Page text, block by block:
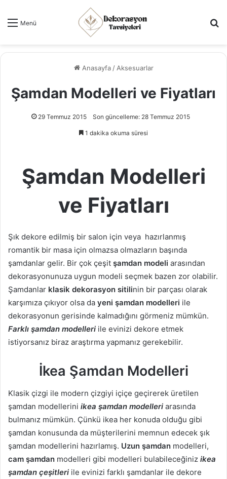
Menü
Anasayfa / Aksesuarlar
Şamdan Modelleri ve Fiyatları
29 Temmuz 2015 Son güncelleme: 28 Temmuz 2015
1 dakika okuma süresi
Şamdan Modelleri
ve Fiyatları
Şık dekore edilmiş bir salon için veya hazırlanmış
romantik bir masa için olmazsa olmazların başında
şamdanlar gelir. Bir çok çeşit şamdan modeli arasından
dekorasyonunuza uygun modeli seçmek bazen zor olabilir.
Şamdanlar klasik dekorasyon sitilinin bir parçası olarak
karşımıza çıkıyor olsa da yeni şamdan modelleri ile
dekorasyonun gerisinde kalmadığını görmeniz mümkün.
Farklı şamdan modelleri ile evinizi dekore etmek
istiyorsanız biraz araştırma yapmanız gerekebilir.
İkea Şamdan Modelleri
Klasik çizgi ile modern çizgiyi içiçe geçirerek üretilen
şamdan modellerini ikea şamdan modelleri arasında
bulmanız mümkün. Çünkü ikea her konuda olduğu gibi
şamdan konusunda da müşterilerini memnun edecek şık
şamdan modellerini hazırlamış. Uzun şamdan modelleri,
cam şamdan modelleri gibi modelleri bulabileceğiniz ikea
şamdan çeşitleri ile evinizi farklı şamdanlar ile dekore